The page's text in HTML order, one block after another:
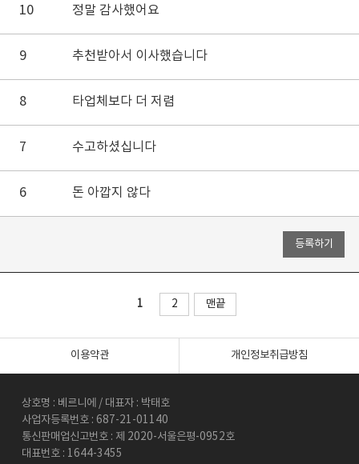
10 정말 감사했어요
9 추천받아서 이사했습니다
8 타업체보다 더 저렴
7 수고하셨십니다
6 돈 아깝지 않다
1 2 맨끝
이용약관 개인정보취급방침
상호명 : 베르니에 / 대표자 : 박태호
사업자등록번호 : 687-21-01140
통신판매업신고번호 : 제 2020-서울은평-0952호
대표번호 : 1644-3455